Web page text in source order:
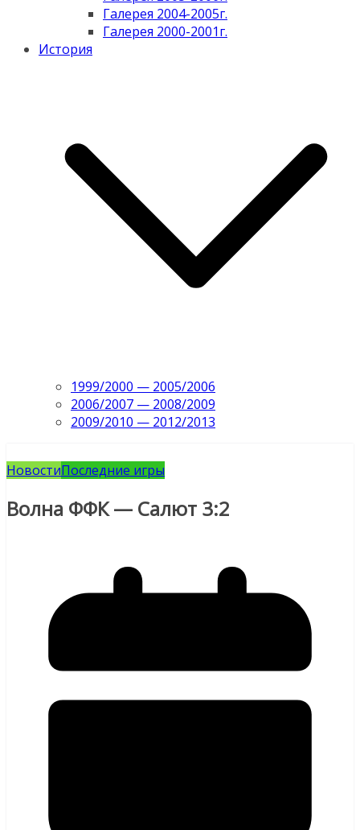
Галерея 2004-2005г.
Галерея 2000-2001г.
История
1999/2000 — 2005/2006
2006/2007 — 2008/2009
2009/2010 — 2012/2013
НовостиПоследние игры
Волна ФФК — Салют 3:2